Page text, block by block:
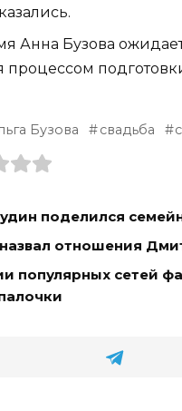
Анна Бузова
процессом
Бузова свадьба
поделился
отношения
популярных сетей